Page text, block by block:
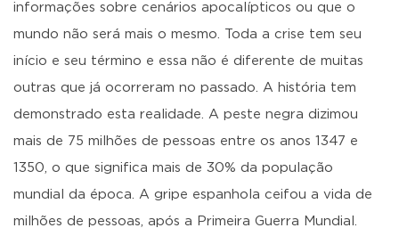
informações sobre cenários apocalípticos ou que o
mundo não será mais o mesmo. Toda a crise tem seu
início e seu término e essa não é diferente de muitas
outras que já ocorreram no passado. A história tem
demonstrado esta realidade. A peste negra dizimou
mais de 75 milhões de pessoas entre os anos 1347 e
1350, o que significa mais de 30% da população
mundial da época. A gripe espanhola ceifou a vida de
milhões de pessoas, após a Primeira Guerra Mundial.